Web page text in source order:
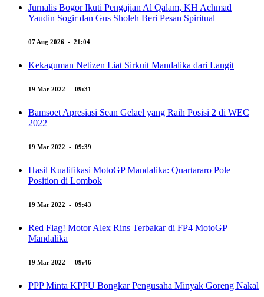
Jurnalis Bogor Ikuti Pengajian Al Qalam, KH Achmad
Yaudin Sogir dan Gus Sholeh Beri Pesan Spiritual
07 Aug 2026 - 21:04
Kekaguman Netizen Liat Sirkuit Mandalika dari Langit
19 Mar 2022 - 09:31
Bamsoet Apresiasi Sean Gelael yang Raih Posisi 2 di WEC
2022
19 Mar 2022 - 09:39
Hasil Kualifikasi MotoGP Mandalika: Quartararo Pole
Position di Lombok
19 Mar 2022 - 09:43
Red Flag! Motor Alex Rins Terbakar di FP4 MotoGP
Mandalika
19 Mar 2022 - 09:46
PPP Minta KPPU Bongkar Pengusaha Minyak Goreng Nakal